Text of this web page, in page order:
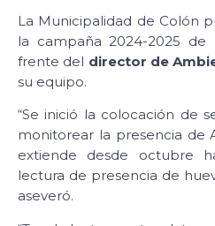
La Municipalidad de Colón
la campaña 2024-2025
frente del director de
su equipo.
“Se inició la colocación de
monitorear la presencia de
extiende desde octubre
lectura de presencia de
aseveró.